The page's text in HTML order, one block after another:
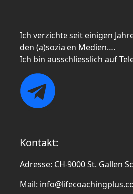
Ich verzichte seit einigen
den (a)sozialen Medien….
Ich bin ausschliesslich auf
Kontakt:
Adresse: CH-9000 St. Gallen
Mail: